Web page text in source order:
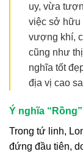
uy, vừa
việc sở hữu
vượng khí,
cũng như
nghĩa tốt
địa vị cao
Ý nghĩa
Trong tứ linh,
đứng đầu tiên,